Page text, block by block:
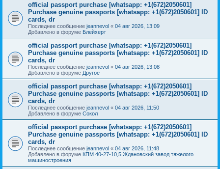
official passport purchase [whatsapp: +1(672)2050601]
Purchase genuine passports [whatsapp: +1(672)2050601] ID
cards, dr
Последнее сообщение jeannevol « 04 авг 2026, 13:09
Добавлено в форуме Блейхерт
official passport purchase [whatsapp: +1(672)2050601]
Purchase genuine passports [whatsapp: +1(672)2050601] ID
cards, dr
Последнее сообщение jeannevol « 04 авг 2026, 13:08
Добавлено в форуме Другое
official passport purchase [whatsapp: +1(672)2050601]
Purchase genuine passports [whatsapp: +1(672)2050601] ID
cards, dr
Последнее сообщение jeannevol « 04 авг 2026, 11:50
Добавлено в форуме Сокол
official passport purchase [whatsapp: +1(672)2050601]
Purchase genuine passports [whatsapp: +1(672)2050601] ID
cards, dr
Последнее сообщение jeannevol « 04 авг 2026, 11:48
Добавлено в форуме КПМ 40-27-10,5 Ждановский завод тяжелого
машиностроения